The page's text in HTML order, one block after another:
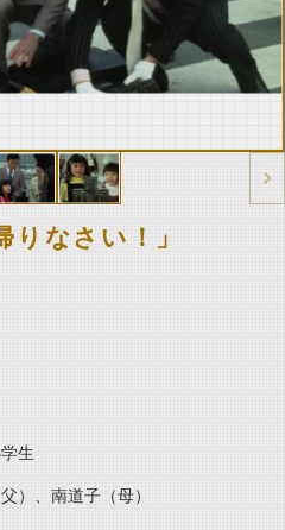
りなさい！」
生
父）、南道子（母）